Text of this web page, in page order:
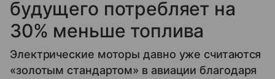
будущего потребляет на
30% меньше топлива
Электрические моторы давно уже считаются
«золотым стандартом» в авиации благодаря